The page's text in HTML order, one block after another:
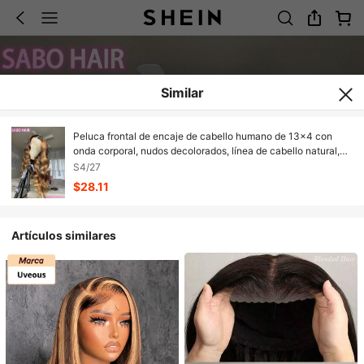
Similar
Peluca frontal de encaje de cabello humano de 13x4 con
onda corporal, nudos decolorados, línea de cabello natural,
200 de densidad, HD frontal de encaje, cabello mezclado con
reflejos rubio miel de 4/27, 5x5 sin pegamento, lista para usar,
28 pulgadas, para mujeres
S4/27
$28.11
Artículos similares